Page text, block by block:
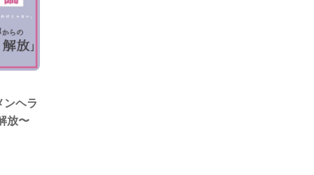
ンヘラ
放〜